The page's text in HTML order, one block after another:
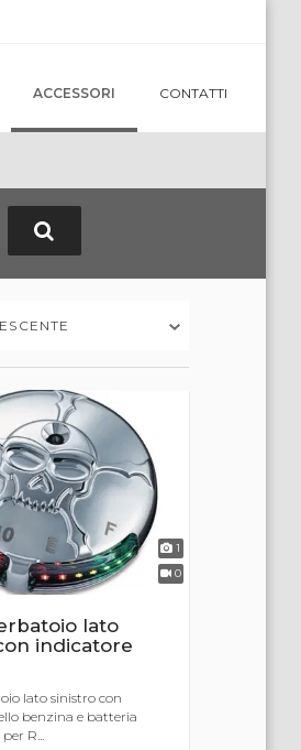
ACCESSORI CONTATTI
1
0
lato
indicatore
lato sinistro con
benzina e batteria
R...